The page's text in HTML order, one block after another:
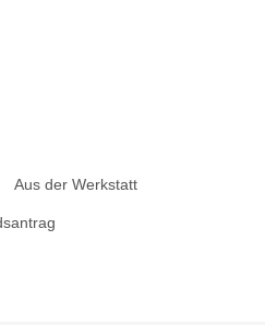
Aus der Werkstatt